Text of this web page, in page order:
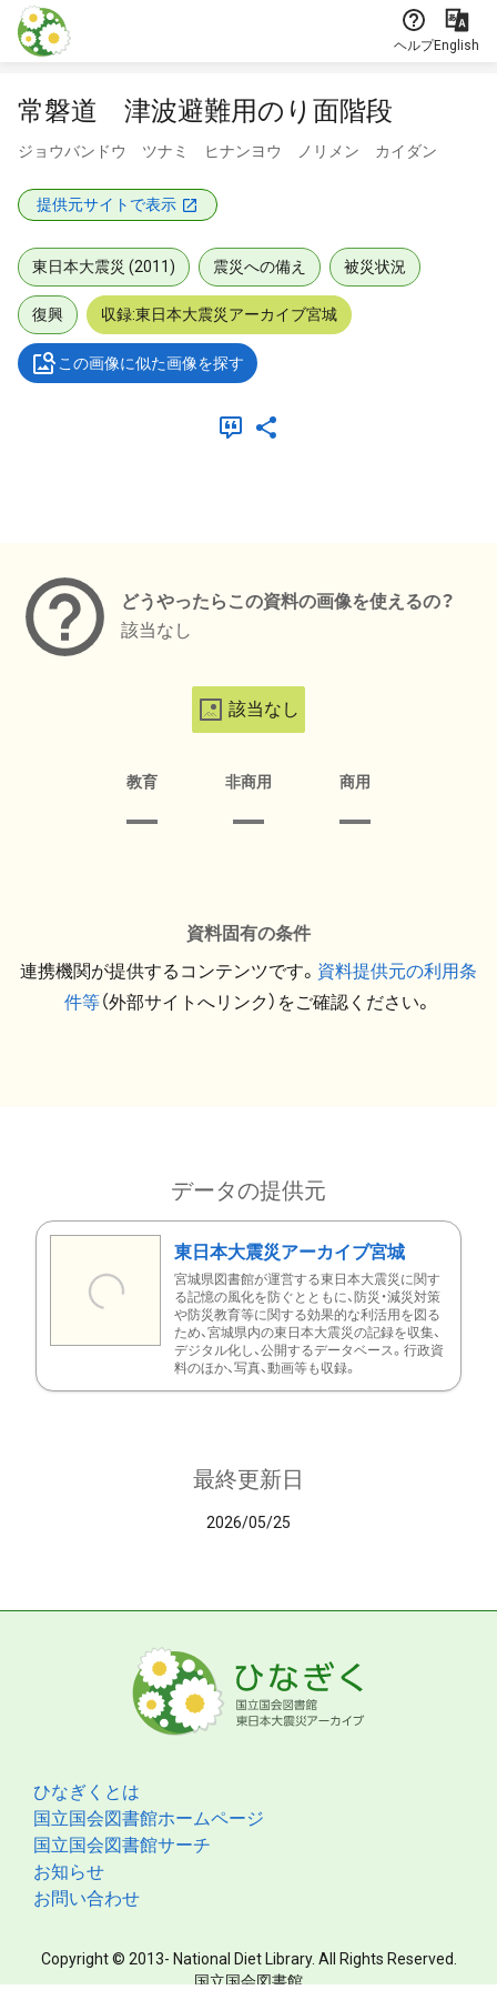
本文に飛ぶ
ヘルプEnglish
常磐道 津波避難用のり面階段
ジョウバンドウ ツナミ ヒナンヨウ ノリメン カイダン
提供元サイトで表示
東日本大震災 (2011) 震災への備え 被災状況
復興 収録:東日本大震災アーカイブ宮城
この画像に似た画像を探す
どうやったらこの資料の画像を使えるの？
該当なし
該当なし
教育 非商用 商用
資料固有の条件
連携機関が提供するコンテンツです。 資料提供元の利用条
件等（外部サイトへリンク）をご確認ください。
データの提供元
東日本大震災アーカイブ宮城
宮城県図書館が運営する東日本大震災に関す
る記憶の風化を防ぐとともに、防災・減災対策
や防災教育等に関する効果的な利活用を図る
ため、宮城県内の東日本大震災の記録を収集、
デジタル化し、公開するデータベース。行政資
料のほか、写真、動画等も収録。
最終更新日
2026/05/25
ひなぎくとは
国立国会図書館ホームページ
国立国会図書館サーチ
お知らせ
お問い合わせ
Copyright © 2013- National Diet Library. All Rights Reserved.